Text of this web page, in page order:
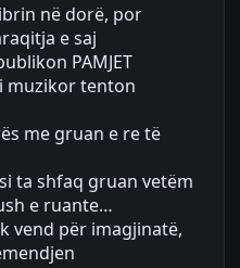
në dorë, por
e saj
PAMJET
muzikor tenton
me gruan e re të
ta shfaq gruan vetëm
e ruante…
vend për imagjinatë,